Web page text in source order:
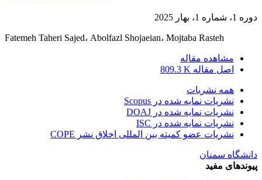
دوره 1، شماره 1، بهار 2025
Fatemeh Taheri Sajed، Abolfazl Shojaeian، Mojtaba Rasteh
مشاهده مقاله
اصل مقاله 809.3 K
همه نشریات
نشریات نمایه شده در Scopus
نشریات نمایه شده در DOAJ
نشریات نمایه شده در ISC
نشریات عضو کمیته بین المللی اخلاق نشر COPE
دانشگاه سمنان
پیوندهای مفید